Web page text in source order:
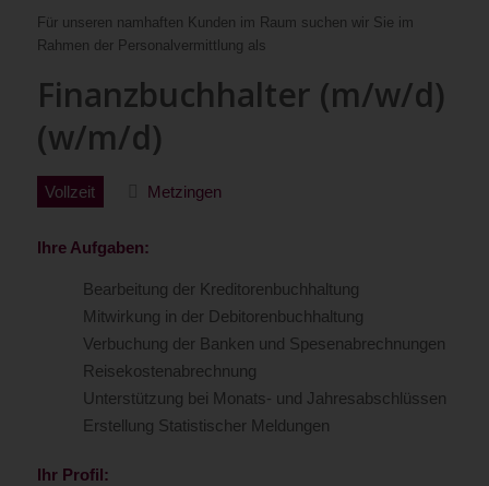
Für unseren namhaften Kunden im Raum suchen wir Sie im
Rahmen der Personalvermittlung als
Finanzbuchhalter (m/w/d)
(w/m/d)
Vollzeit Metzingen
Ihre Aufgaben:
Bearbeitung der Kreditorenbuchhaltung
Mitwirkung in der Debitorenbuchhaltung
Verbuchung der Banken und Spesenabrechnungen
Reisekostenabrechnung
Unterstützung bei Monats- und Jahresabschlüssen
Erstellung Statistischer Meldungen
Ihr Profil: